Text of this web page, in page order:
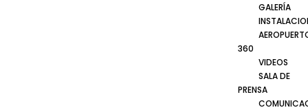
GALERÍA
360
VIDEOS
SALA DE
PRENSA